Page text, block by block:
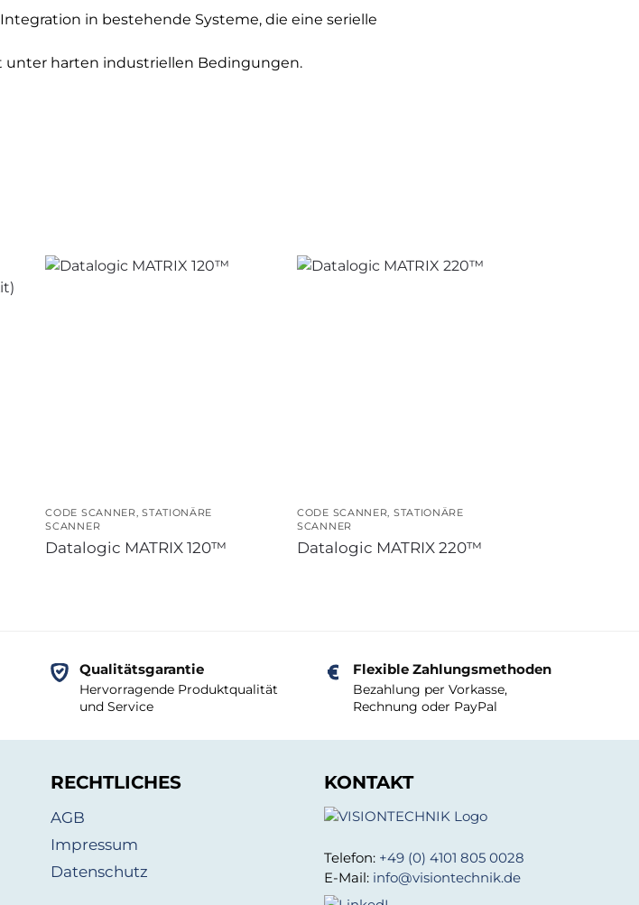
in bestehende Systeme, die eine serielle
unter harten industriellen Bedingungen.
CODE SCANNER,STATIONÄRE
SCANNER
Datalogic MATRIX 120™
CODE SCANNER, STATIONÄRE
SCANNER
Datalogic MATRIX 220™
Qualitätsgarantie
Hervorragende Produktqualität
und Service
Flexible Zahlungsmethoden
Bezahlung per Vorkasse,
Rechnung oder PayPal
RECHTLICHES
AGB
Impressum
Datenschutz
KONTAKT
Telefon: +49 (0) 4101 805 0028
E-Mail: info@visiontechnik.de